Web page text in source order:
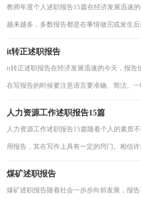
教师年度个人述职报告15篇在经济发展迅速
越来越多，多数报告都是在事情做完或发生
想象中那么难，以下是小编帮大家整理的教...
it转正述职报告
it转正述职报告在经济发展迅速的今天，报告
在写报告的时候要注意语言要准确、简洁。
以下是小编整理的it转正述职报告，供大家参
人力资源工作述职报告15篇
人力资源工作述职报告15篇随着个人的素质
用报告，其在写作上具有一定的窍门。相信
下面是小编精心整理的人力资源工作述职报...
煤矿述职报告
煤矿述职报告随着社会一步步向前发展，报